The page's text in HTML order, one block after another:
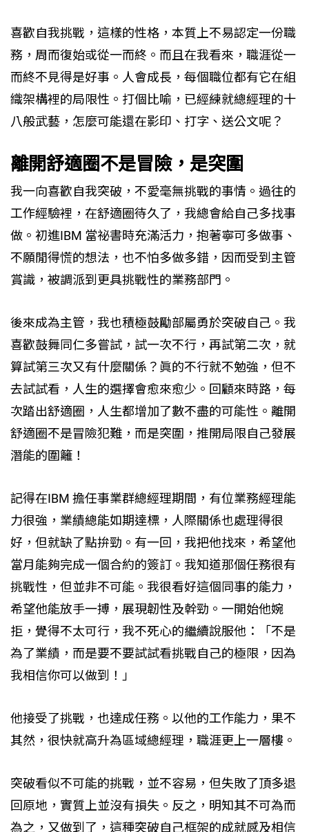
喜歡自我挑戰，這樣的性格，本質上不易認定一份職
務，周而復始或從一而終。而且在我看來，職涯從一
而終不見得是好事。人會成長，每個職位都有它在組
織架構裡的局限性。打個比喻，已經練就總經理的十
八般武藝，怎麼可能還在影印、打字、送公文呢？
離開舒適圈不是冒險，是突圍
我一向喜歡自我突破，不愛毫無挑戰的事情。過往的
工作經驗裡，在舒適圈待久了，我總會給自己多找事
做。初進IBM 當祕書時充滿活力，抱著寧可多做事、
不願閒得慌的想法，也不怕多做多錯，因而受到主管
賞識，被調派到更具挑戰性的業務部門。
後來成為主管，我也積極鼓勵部屬勇於突破自己。我
喜歡鼓舞同仁多嘗試，試一次不行，再試第二次，就
算試第三次又有什麼關係？眞的不行就不勉強，但不
去試試看，人生的選擇會愈來愈少。回顧來時路，每
次踏出舒適圈，人生都增加了數不盡的可能性。離開
舒適圈不是冒險犯難，而是突圍，推開局限自己發展
潛能的圍籬！
記得在IBM 擔任事業群總經理期間，有位業務經理能
力很強，業績總能如期達標，人際關係也處理得很
好，但就缺了點拚勁。有一回，我把他找來，希望他
當月能夠完成一個合約的簽訂。我知道那個任務很有
挑戰性，但並非不可能。我很看好這個同事的能力，
希望他能放手一搏，展現韌性及幹勁。一開始他婉
拒，覺得不太可行，我不死心的繼續說服他：「不是
為了業績，而是要不要試試看挑戰自己的極限，因為
我相信你可以做到！」
他接受了挑戰，也達成任務。以他的工作能力，果不
其然，很快就高升為區域總經理，職涯更上一層樓。
突破看似不可能的挑戰，並不容易，但失敗了頂多退
回原地，實質上並沒有損失。反之，明知其不可為而
為之，又做到了，這種突破自己框架的成就感及相信